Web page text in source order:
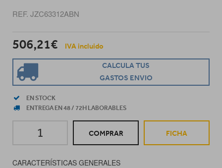
REF. JZC63312ABN
506,21€ IVA incluido
CALCULA TUS
GASTOS ENVIO
EN STOCK
ENTREGA EN 48 / 72H LABORABLES
COMPRAR FICHA
CARACTERÍSTICAS GENERALES